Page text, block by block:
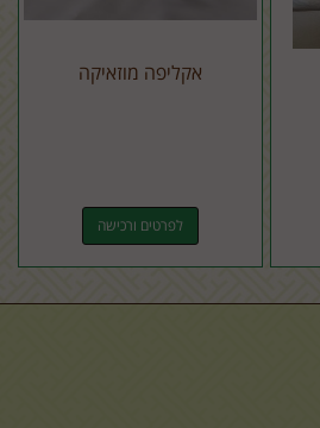
אקליפה מוזאיקה
לפרטים ורכישה